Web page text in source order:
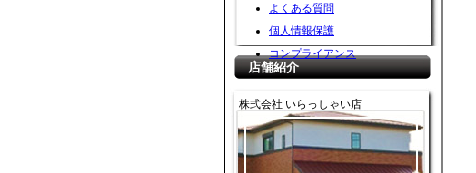
よくある質問
個人情報保護
コンプライアンス
店舗紹介
株式会社 いらっしゃい店